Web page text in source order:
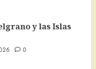
y las Islas
0